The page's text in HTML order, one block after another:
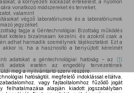
a környezeti kockázat értékelést, a nyomon
vonatkozó módszereket és terveket,
valamint
végző laboratóriumok és a laboratóriumok
jegyzéket.
tagja a Géntechnológiai Bizottság működés
köteles bizalmasan kezelni, és azokról csak a
adhat harmadik személynek tájékoztatást. Ezt a
akkor is, ha a hasznosító a benyújtott kérelmét
adatokat a géntechnológiai hatóság – az (1)
adatok esetén az engedély tervezetének
meg a nyilvántartó szerv részére.
hatóságtól, megfelelő indoklással ellátva,
vagy fajtaoltalomhoz fűződő jogát
felhatalmazása alapján kiadott jogszabályban